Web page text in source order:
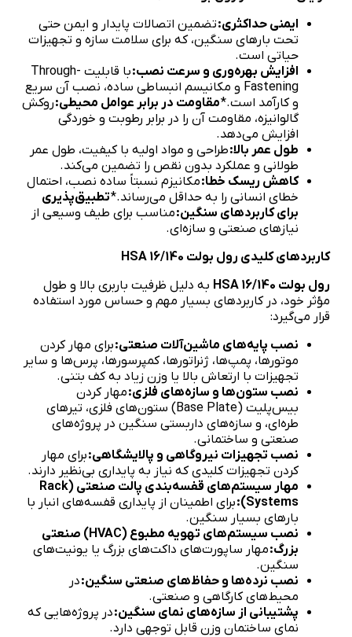
ایمنی حداکثری:تضمین اتصالات پایدار و ایمن حتی
تحت بارهای سنگین، که برای سلامت سازه و تجهیزات
حیاتی است.
افزایش بهره‌وری و سرعت نصب:
با قابلیت Through-
Fastening و مکانیسم انبساطی ساده، نصب آن سریع
و کارآمد است.*مقاومت در برابر عوامل محیطی:روکش
گالوانیزه، مقاومت آن را در برابر رطوبت و خوردگی
افزایش می‌دهد.
طول عمر بالا:طراحی و مواد اولیه با کیفیت، طول عمر
طولانی و عملکرد بدون نقص را تضمین می‌کند.
کاهش ریسک خطا:مکانیزم نسبتاً ساده نصب، احتمال
خطای انسانی را به حداقل می‌رساند.*تطبیق‌پذیری
برای کاربردهای سنگین:مناسب برای طیف وسیعی از
نیازهای صنعتی و سازه‌ای.
کاربردهای کلیدی رول بولت HSA 16/140
رول بولت HSA 16/140 به دلیل ظرفیت باربری بالا و طول
مؤثر خود، در کاربردهای بسیار مهم و حساس مورد استفاده
قرار می‌گیرد:
نصب پایه‌های ماشین‌آلات صنعتی:برای مهار کردن
موتورها، پمپ‌ها، ژنراتورها، کمپرسورها، پرس‌ها و سایر
تجهیزات با ارتعاش بالا یا وزن زیاد به کف بتنی.
نصب ستون‌ها و سازه‌های فلزی:مهار کردن
بیس‌پلیت (Base Plate) ستون‌های فلزی، تیرهای
طره‌ای، و سازه‌های داربستی سنگین در پروژه‌های
صنعتی و ساختمانی.
نصب تجهیزات نیروگاهی و پالایشگاهی:برای مهار
کردن تجهیزات کلیدی که نیاز به پایداری بی‌نظیر دارند.
مهار سیستم‌های قفسه‌بندی پالت صنعتی (Rack
Systems
):برای اطمینان از پایداری قفسه‌های انبار با
بارهای بسیار سنگین.
نصب سیستم‌های تهویه مطبوع (HVAC) صنعتی
بزرگ:مهار ساپورت‌های داکت‌های بزرگ یا یونیت‌های
سنگین.
نصب نرده‌ها و حفاظ‌های صنعتی سنگین:در
محیط‌های کارگاهی و صنعتی.
پشتیبانی از سازه‌های نمای سنگین:در پروژه‌هایی که
نمای ساختمان وزن قابل توجهی دارد.